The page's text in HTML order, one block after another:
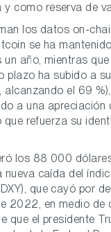
como reserva de
los datos on-
se ha
un año, mientras
plazo ha subido a
alcanzando el 69
a una apreciación
que refuerza su
los 88 000
nueva caída del
que cayó por
2022, en medio de
que el presidente